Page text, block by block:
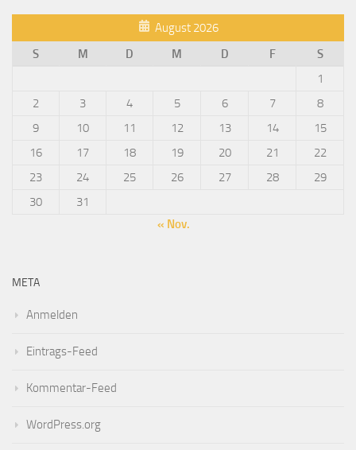
August 2026
S
M D M D F
S
1
2
3 4 5 6 7
8
9
10 11 12 13 14
15
16
17 18 19 20 21
22
23
24 25 26 27 28
29
30
31
« Nov.
META
Anmelden
Eintrags-Feed
Kommentar-Feed
WordPress.org